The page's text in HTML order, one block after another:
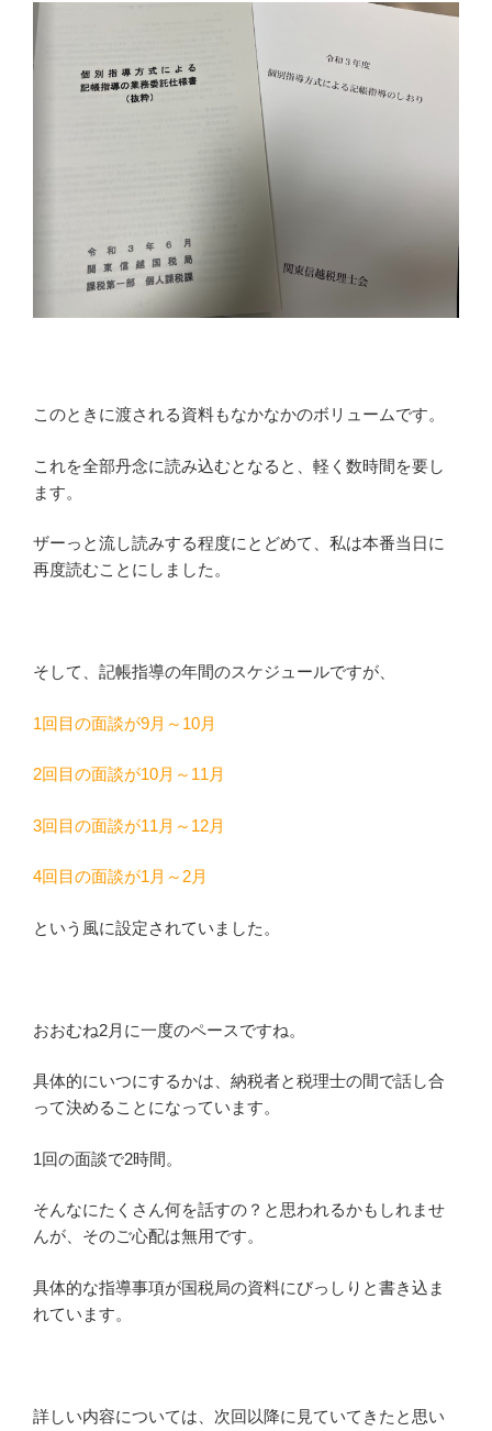
このときに渡される資料もなかなかのボリュームです。
これを全部丹念に読み込むとなると、軽く数時間を要し
ます。
ザーっと流し読みする程度にとどめて、私は本番当日に
再度読むことにしました。
そして、記帳指導の年間のスケジュールですが、
1回目の面談が9月～10月
2回目の面談が10月～11月
3回目の面談が11月～12月
4回目の面談が1月～2月
という風に設定されていました。
おおむね2月に一度のペースですね。
具体的にいつにするかは、納税者と税理士の間で話し合
って決めることになっています。
1回の面談で2時間。
そんなにたくさん何を話すの？と思われるかもしれませ
んが、そのご心配は無用です。
具体的な指導事項が国税局の資料にびっしりと書き込ま
れています。
詳しい内容については、次回以降に見ていてきたと思い